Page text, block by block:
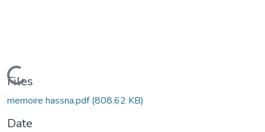
Loading...
Files
memoire hassna.pdf(808.62 KB)
Date